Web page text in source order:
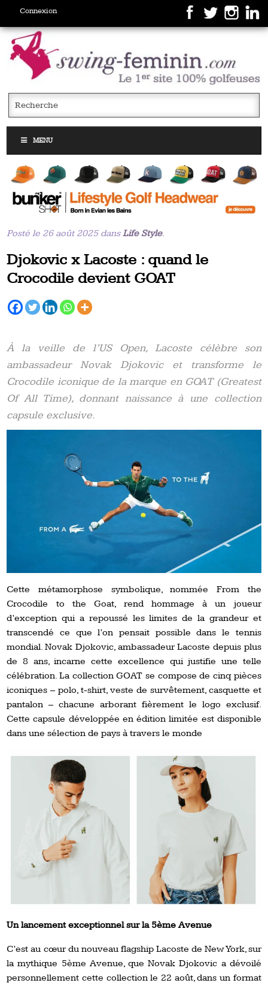
Connexion
MENU
Posté le 26 août 2025 dansLife Style.
Djokovic x Lacoste : quand le
Crocodile devient GOAT
À la veille de l’US Open, Lacoste célèbre son
ambassadeur Novak Djokovic et transforme le
Crocodile iconique de la marque en GOAT (Greatest
Of All Time), donnant naissance à une collection
capsule exclusive.
Cette métamorphose symbolique, nommée From the
Crocodile to the Goat, rend hommage à un joueur
d’exception qui a repoussé les limites de la grandeur et
transcendé ce que l’on pensait possible dans le tennis
mondial. Novak Djokovic, ambassadeur Lacoste depuis plus
de 8 ans, incarne cette excellence qui justifie une telle
célébration. La collection GOAT se compose de cinq pièces
iconiques – polo, t-shirt, veste de survêtement, casquette et
pantalon – chacune arborant fièrement le logo exclusif.
Cette capsule développée en édition limitée est disponible
dans une sélection de pays à travers le monde
Un lancement exceptionnel sur la 5ème Avenue
C’est au cœur du nouveau flagship Lacoste de New York, sur
la mythique 5ème Avenue, que Novak Djokovic a dévoilé
personnellement cette collection le 22 août, dans un format